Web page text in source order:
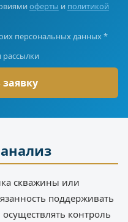
оферты и политикой
персональных данных *
рассылки
скважины или
поддерживать
контроль